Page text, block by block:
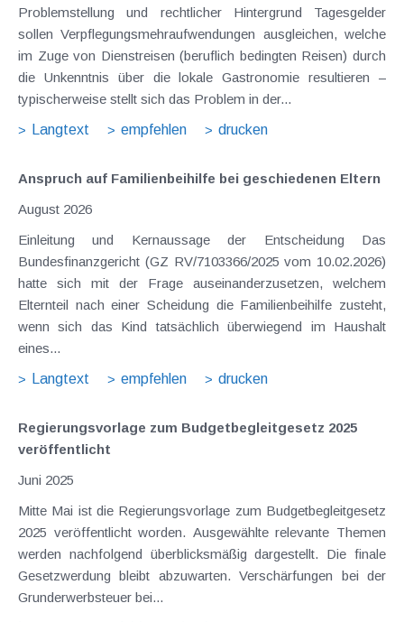
Problemstellung und rechtlicher Hintergrund Tagesgelder
sollen Verpflegungsmehraufwendungen ausgleichen, welche
im Zuge von Dienstreisen (beruflich bedingten Reisen) durch
die Unkenntnis über die lokale Gastronomie resultieren –
typischerweise stellt sich das Problem in der...
Langtext
empfehlen drucken
Anspruch auf Familienbeihilfe bei geschiedenen Eltern
August 2026
Einleitung und Kernaussage der Entscheidung Das
Bundesfinanzgericht (GZ RV/7103366/2025 vom 10.02.2026)
hatte sich mit der Frage auseinanderzusetzen, welchem
Elternteil nach einer Scheidung die Familienbeihilfe zusteht,
wenn sich das Kind tatsächlich überwiegend im Haushalt
eines...
Langtext
empfehlen drucken
Regierungsvorlage zum Budgetbegleitgesetz 2025
veröffentlicht
Juni 2025
Mitte Mai ist die Regierungsvorlage zum Budgetbegleitgesetz
2025 veröffentlicht worden. Ausgewählte relevante Themen
werden nachfolgend überblicksmäßig dargestellt. Die finale
Gesetzwerdung bleibt abzuwarten. Verschärfungen bei der
Grunderwerbsteuer bei...